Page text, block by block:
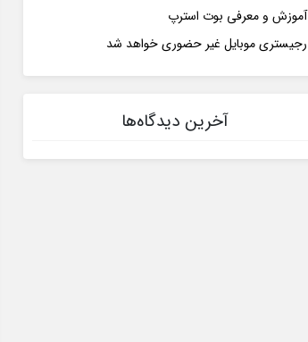
آموزش و معرفی بوت استرپ
رجیستری موبایل غیر حضوری خواهد شد
آخرین دیدگاه‌ها